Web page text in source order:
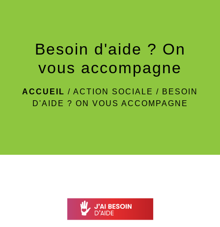
Besoin d'aide ? On
vous accompagne
ACCUEIL / ACTION SOCIALE / BESOIN
D'AIDE ? ON VOUS ACCOMPAGNE